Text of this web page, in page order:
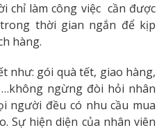
chỉ làm công việc cần được
thời gian ngắn để kịp
hàng.
như: gói quà tết, giao hàng,
ngừng đòi hỏi nhân
người đều có nhu cầu mua
Sự hiện diện của nhân viên